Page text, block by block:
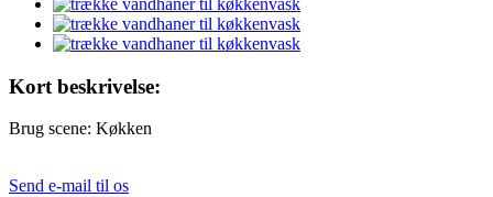
Kort beskrivelse:
Brug scene: Køkken
Send e-mail til os